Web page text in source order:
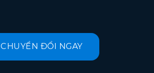
CHUYỂN ĐỔI NGAY